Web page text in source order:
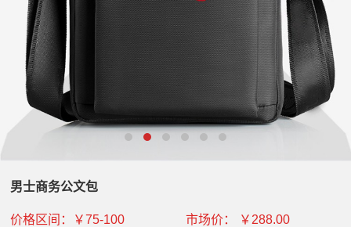
男士商务公文包
价格区间： ￥75-100 市场价： ￥288.00